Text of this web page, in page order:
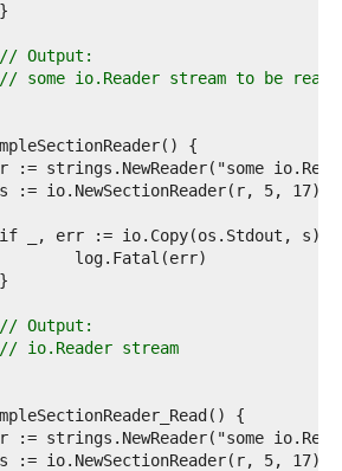
// Output:
// some io.Reader stream to be read
// Output:
// io.Reader stream